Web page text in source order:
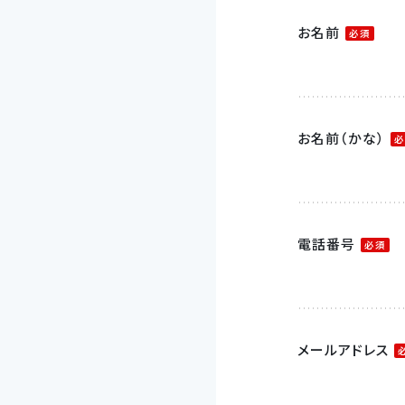
お名前 必須
お名前（かな）
電話番号 必須
メールアドレス